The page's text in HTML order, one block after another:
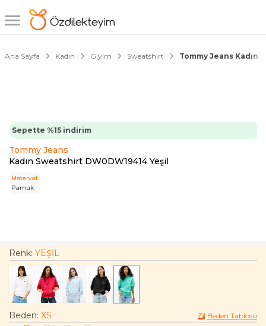
Ana Sayfa Kadın Giyim Sweatshirt Tommy Jeans Kadın
Sepette %15 indirim
Tommy Jeans
Kadın Sweatshirt DW0DW19414 Yeşil
Materyal
Pamuk
1/4
Renk: YEŞİL
Beden: XS Beden Tablosu